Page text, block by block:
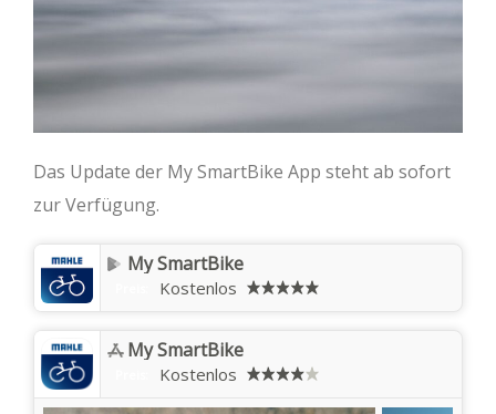
Das Update der My SmartBike App steht ab sofort
zur Verfügung.
My SmartBike
Kostenlos
My SmartBike
Kostenlos